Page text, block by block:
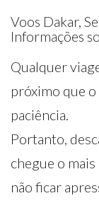
Voos Dakar,
Informações
Qualquer
próximo que o
paciência.
Portanto,
chegue o
não ficar